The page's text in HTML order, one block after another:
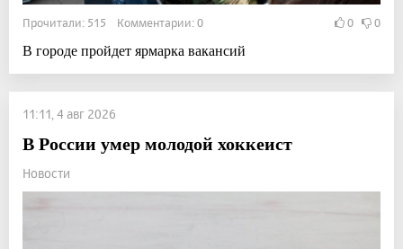
Прочитали: 515 Комментарии: 0 0 0
В городе пройдет ярмарка вакансий
11:11, 4 авг 2026
В России умер молодой хоккеист
Новости